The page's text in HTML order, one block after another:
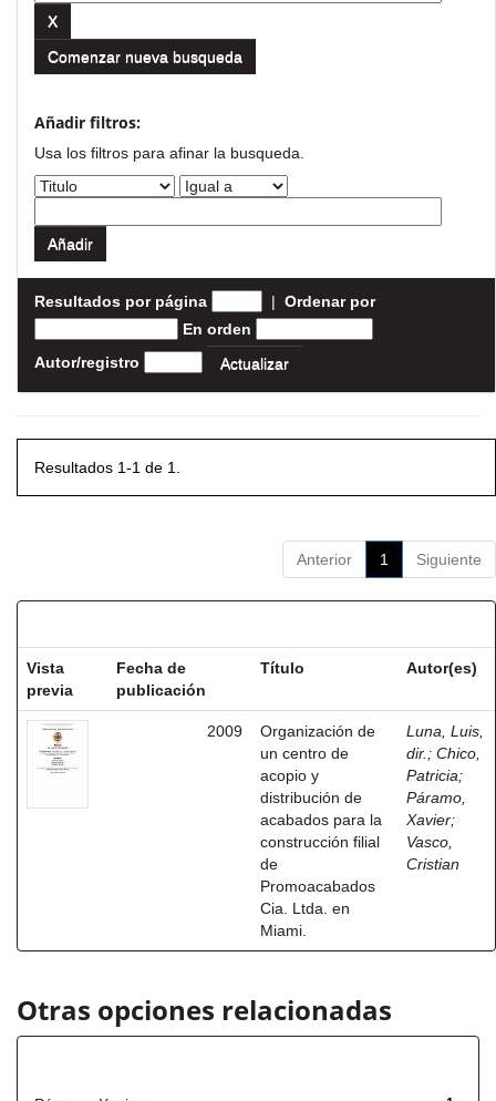
Comenzar nueva busqueda
Añadir filtros:
Usa los filtros para afinar la busqueda.
Resultados por página | Ordenar por
En orden
Autor/registro
Resultados 1-1 de 1.
Anterior 1 Siguiente
Vista
previa
Fecha de
publicación
Título Autor(es)
2009
Organización de
un centro de
acopio y
distribución de
acabados para la
construcción filial
de
Promoacabados
Cia. Ltda. en
Miami.
Luna, Luis,
dir. ; Chico,
Patricia;
Páramo,
Xavier;
Vasco,
Cristian
Otras opciones relacionadas